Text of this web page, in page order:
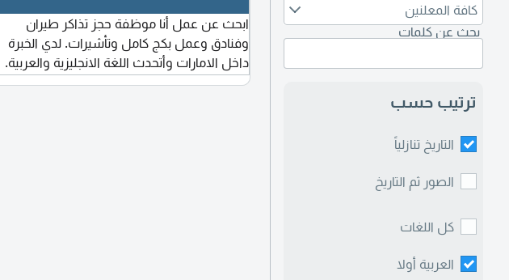
كافة المعلنين
بحث عن كلمات
ترتيب حسب
التاريخ تنازلياً
الصور ثم التاريخ
كل اللغات
العربية أولا
ابحث عن عمل أنا موظفة حجز تذاكر طيران
وفنادق وعمل بكج كامل وتأشيرات. لدي الخبرة
داخل الامارات وأتحدث اللغة الانجليزية والعربية.
خريجة لغة انجليزية أداب وسياحة للتواصل